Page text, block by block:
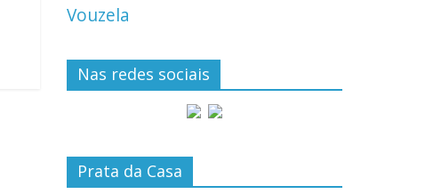
Vouzela
Nas redes sociais
Prata da Casa